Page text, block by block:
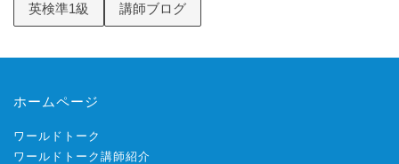
英検準1級 講師ブログ
ホームページ
ワールドトーク
ワールドトーク講師紹介